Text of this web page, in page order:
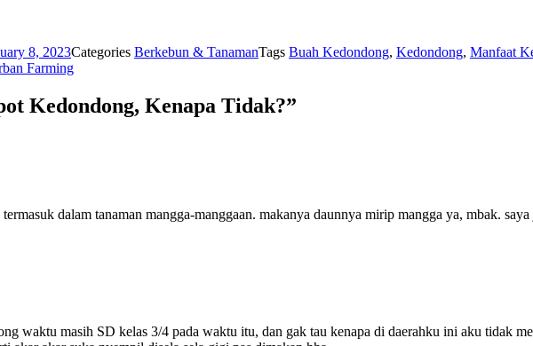
8, 2023Categories Berkebun & TanamanTags Buah Kedondong, Kedondong, Manfaat
Farming
Kedondong, Kenapa Tidak?”
dalam tanaman mangga-manggaan. makanya daunnya mirip mangga ya, mbak.
waktu masih SD kelas 3/4 pada waktu itu, dan gak tau kenapa di daerahku ini aku tidak